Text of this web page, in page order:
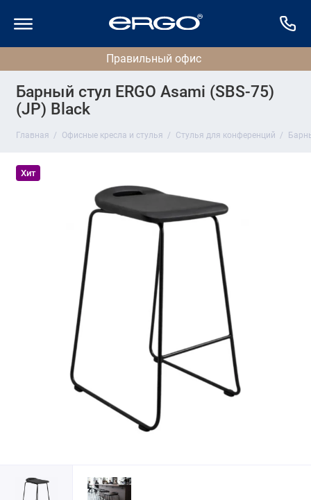
Барный стул ERGO Asami (SBS-75)
(JP) Black
Главная Офисные кресла и стулья Стулья для конференций
Хит